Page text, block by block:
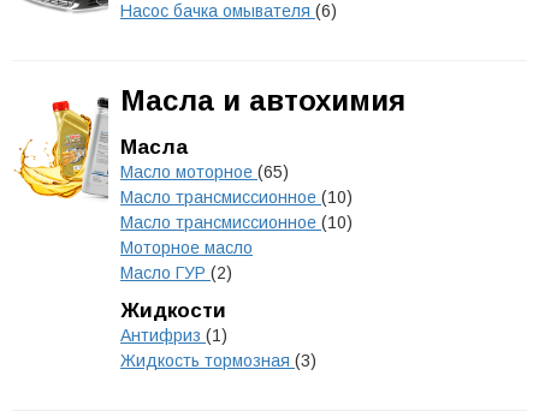
Насос бачка омывателя (6)
Масла и автохимия
Масла
Масло моторное (65)
Масло трансмиссионное (10)
Масло трансмиссионное (10)
Моторное масло
Масло ГУР (2)
Жидкости
Антифриз (1)
Жидкость тормозная (3)